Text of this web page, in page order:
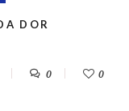
DOR
0 0